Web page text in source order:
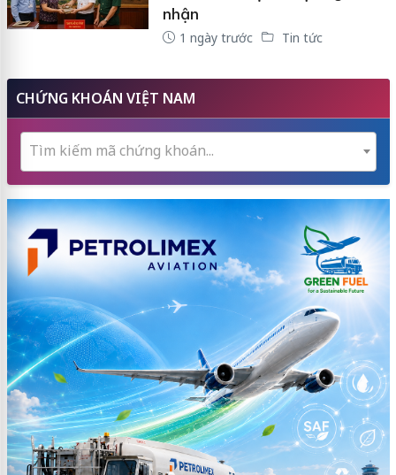
nhận
1 ngày trước Tin tức
CHỨNG KHOÁN VIỆT NAM
Tìm kiếm mã chứng khoán...